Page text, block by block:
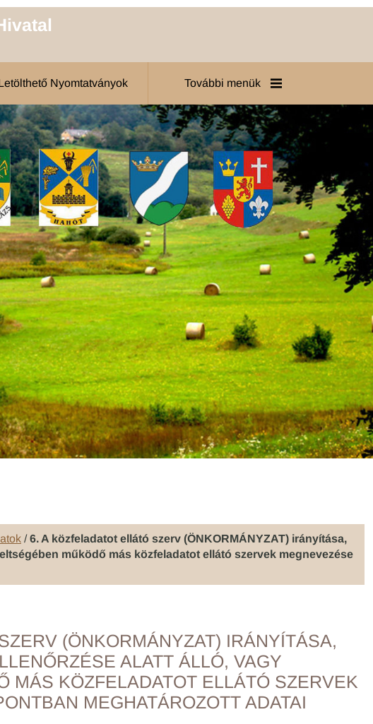
Nyomtatványok További menük
/6. A közfeladatot ellátó szerv (ÖNKORMÁNYZAT) irányítása,
működő más közfeladatot ellátó szervek megnevezése
(ÖNKORMÁNYZAT) IRÁNYÍTÁSA,
ALATT ÁLLÓ, VAGY
MÁS KÖZFELADATOT ELLÁTÓ SZERVEK
MEGHATÁROZOTT ADATAI